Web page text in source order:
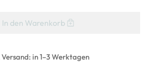
In den Warenkorb
in 1–3 Werktagen